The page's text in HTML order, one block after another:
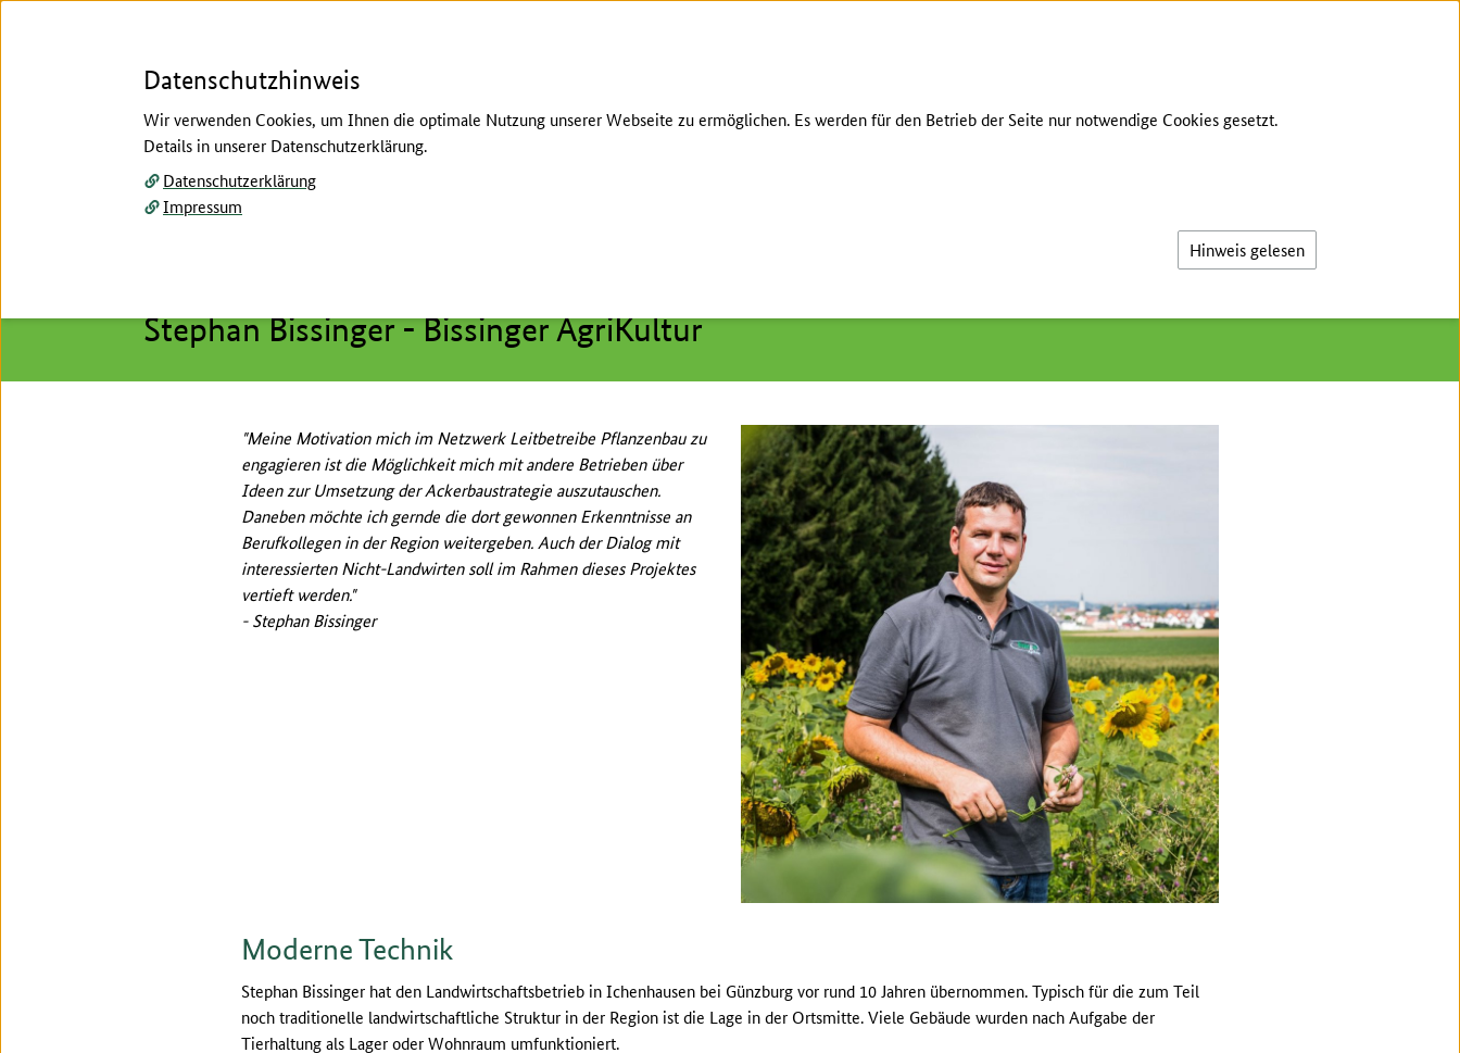
Menü
Stephan Bissinger - Bissinger AgriKultur
Stephan Bissinger - Bissinger AgriKultur
"Meine Motivation mich im Netzwerk Leitbetreibe Pflanzenbau zu
engagieren ist die Möglichkeit mich mit andere Betrieben über
Ideen zur Umsetzung der Ackerbaustrategie auszutauschen.
Daneben möchte ich gernde die dort gewonnen Erkenntnisse an
Berufkollegen in der Region weitergeben. Auch der Dialog mit
interessierten Nicht-Landwirten soll im Rahmen dieses Projektes
vertieft werden."
- Stephan Bissinger
Moderne Technik
Stephan Bissinger hat den Landwirtschaftsbetrieb in Ichenhausen bei Günzburg vor rund 10 Jahren übernommen. Typisch für die zum Teil
noch traditionelle landwirtschaftliche Struktur in der Region ist die Lage in der Ortsmitte. Viele Gebäude wurden nach Aufgabe der
Tierhaltung als Lager oder Wohnraum umfunktioniert.
Datenschutzhinweis
Wir verwenden Cookies, um Ihnen die optimale Nutzung unserer Webseite zu ermöglichen. Es werden für den Betrieb der Seite nur notwendige Cookies gesetzt.
Details in unserer Datenschutzerklärung.
Datenschutzerklärung
Impressum
Hinweis gelesen